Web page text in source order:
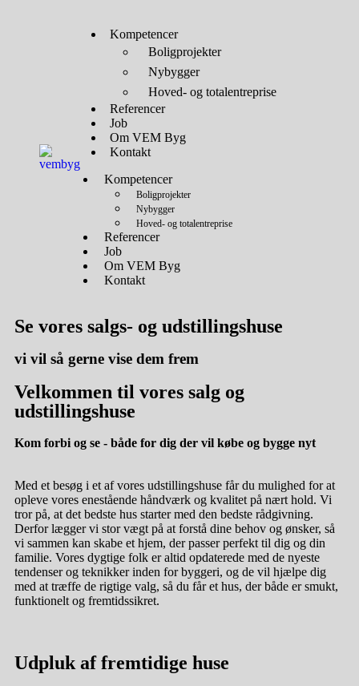
Kompetencer
Boligprojekter
Nybygger
Hoved- og totalentreprise
Referencer
Job
Om VEM Byg
Kontakt
Kompetencer
Boligprojekter
Nybygger
Hoved- og totalentreprise
Referencer
Job
Om VEM Byg
Kontakt
Se vores salgs- og udstillingshuse
vi vil så gerne vise dem frem
Velkommen til vores salg og
udstillingshuse
Kom forbi og se - både for dig der vil købe og bygge nyt
Med et besøg i et af vores udstillingshuse får du mulighed for at
opleve vores enestående håndværk og kvalitet på nært hold. Vi
tror på, at det bedste hus starter med den bedste rådgivning.
Derfor lægger vi stor vægt på at forstå dine behov og ønsker, så
vi sammen kan skabe et hjem, der passer perfekt til dig og din
familie. Vores dygtige folk er altid opdaterede med de nyeste
tendenser og teknikker inden for byggeri, og de vil hjælpe dig
med at træffe de rigtige valg, så du får et hus, der både er smukt,
funktionelt og fremtidssikret.
Udpluk af fremtidige huse